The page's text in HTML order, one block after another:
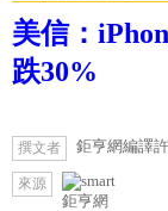
美信：
跌30%
撰文者 鉅亨網編譯
來源
鉅亨網